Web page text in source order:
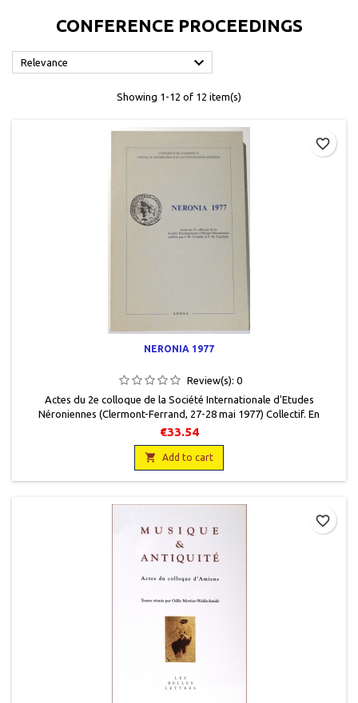
CONFERENCE PROCEEDINGS
Relevance 
Showing 1-12 of 12 item(s)
NERONIA 1977
Review(s): 0
Actes du 2e colloque de la Société Internationale d'Etudes
Néroniennes (Clermont-Ferrand, 27-28 mai 1977) Collectif. En
français, Université de Clermont II, Centre de recherches sur les
civilisations antiques - Adosa, 1982, 16 x 24, 256 pages, broché,
occasion.Très bon état.Neuf.9782866390105
€33.54
 Add to cart
favorite_border
favorite_border